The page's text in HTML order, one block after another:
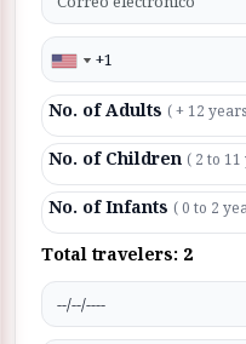
No. of Adults ( + 12
No. of Children ( 2 to
No. of Infants ( 0 to 2
Total travelers: 2